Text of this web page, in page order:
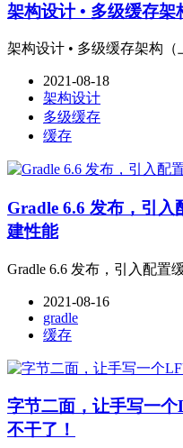
架构设计 • 多级缓存架
架构设计 • 多级缓存架构（
2021-08-18
架构设计
多级缓存
缓存
Gradle 6.6 发布，引
建性能
Gradle 6.6 发布，引入配置
2021-08-16
gradle
缓存
字节二面，让手写一
不干了！